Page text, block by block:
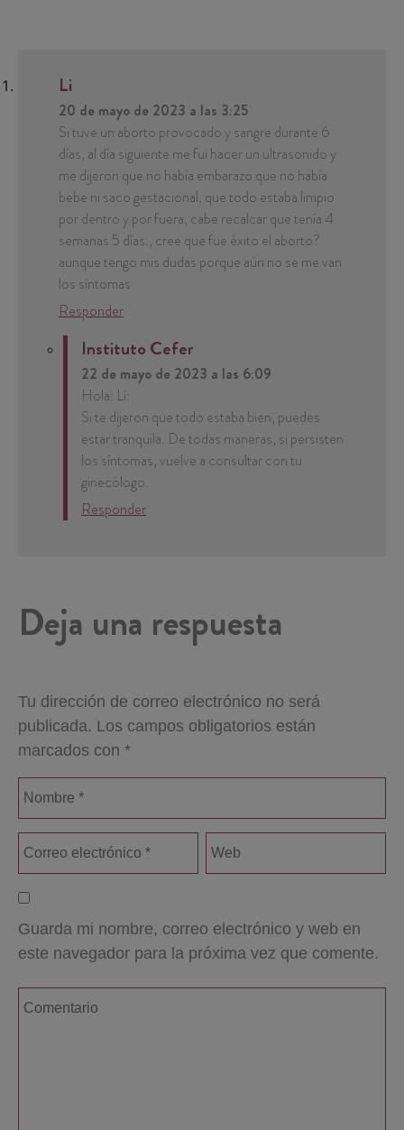
Li
20 de mayo de 2023 a las 3:25
Si tuve un aborto provocado y sangre durante 6
días, al día siguiente me fui hacer un ultrasonido y
me dijeron que no había embarazo que no había
bebe ni saco gestacional, que todo estaba limpio
por dentro y por fuera, cabe recalcar que tenía 4
semanas 5 días., cree que fue éxito el aborto?
aunque tengo mis dudas porque aún no se me van
los síntomas
Responder
Instituto Cefer
22 de mayo de 2023 a las 6:09
Hola: Li:
Si te dijeron que todo estaba bien, puedes
estar tranquila. De todas maneras, si persisten
los síntomas, vuelve a consultar con tu
ginecólogo.
Responder
Deja una respuesta
Tu dirección de correo electrónico no será
publicada. Los campos obligatorios están
marcados con *
Guarda mi nombre, correo electrónico y web en
este navegador para la próxima vez que comente.